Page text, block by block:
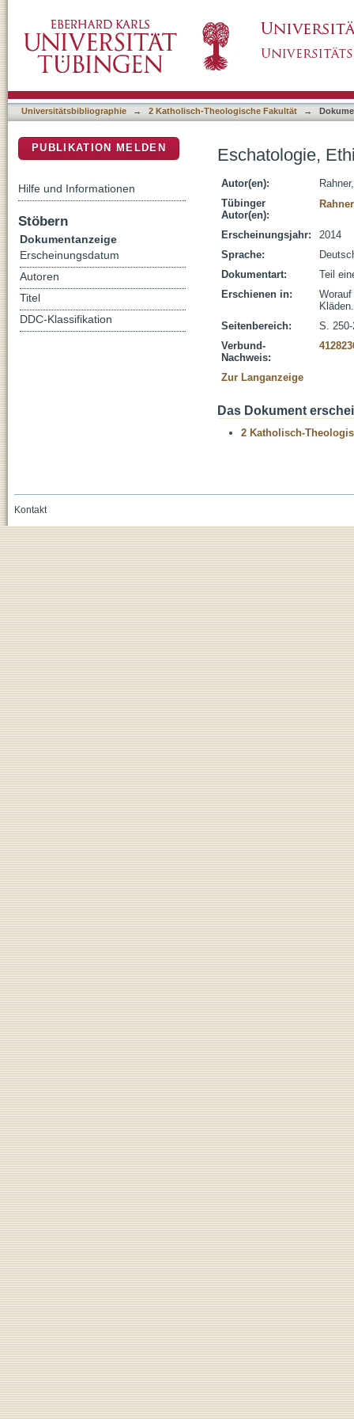
Universitätsbibliographie → 2 Katholisch-Theologische Fakultät →
Eschatologie,
Autor(en):
Tübinger
Autor(en):
Erscheinungsjahr:
2014
Sprache:
Dokumentart:
Teil
Erschienen in:
Seitenbereich:
S.
Verbund-
Nachweis:
Zur Langanzeige
Das Dokument
2 Katholisch-
PUBLIKATION MELDEN
Hilfe und Informationen
Stöbern
Dokumentanzeige
Erscheinungsdatum
Autoren
Titel
DDC-Klassifikation
Kontakt